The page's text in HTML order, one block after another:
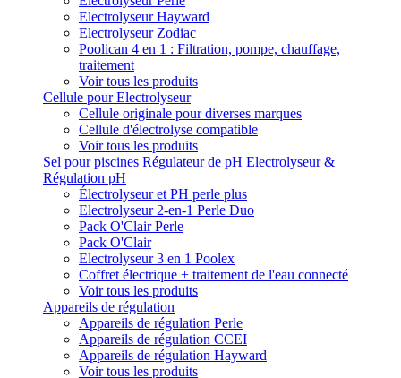
Electrolyseur Hayward
Electrolyseur Zodiac
Poolican 4 en 1 : Filtration, pompe, chauffage,
traitement
Voir tous les produits
Cellule pour Electrolyseur
Cellule originale pour diverses marques
Cellule d'électrolyse compatible
Voir tous les produits
Sel pour piscines Régulateur de pH Electrolyseur &
Régulation pH
Électrolyseur et PH perle plus
Electrolyseur 2-en-1 Perle Duo
Pack O'Clair Perle
Pack O'Clair
Electrolyseur 3 en 1 Poolex
Coffret électrique + traitement de l'eau connecté
Voir tous les produits
Appareils de régulation
Appareils de régulation Perle
Appareils de régulation CCEI
Appareils de régulation Hayward
Voir tous les produits